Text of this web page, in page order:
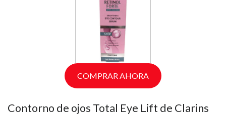
COMPRAR AHORA
Contorno de ojos Total Eye Lift de Clarins